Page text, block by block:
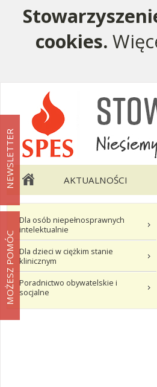
cookies.
Menu pomocnicze
Menu główne
AKTUALNOŚCI
Menu podstrony Oferta
Dla osób niepełnosprawnych
intelektualnie
Dla dzieci w ciężkim stanie
klinicznym
Poradnictwo obywatelskie i
socjalne
NEWSLETTER
MOŻESZ POMÓC